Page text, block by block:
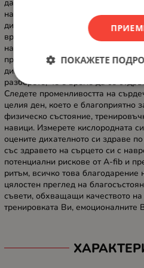
дайте възможност да
на фазите на съня, време на
дихателна честота, сърдечна
време на сън с персонализирани
навиците Ви за сън. Часовникът
предлагайки бързи решения за
дихателни упражнения в моменти
разберете, че е време да се
Следете променливостта на
целия ден, което е благоприятно
физическо състояние,
навици. Измерете кислородната
оцените дихателното си здраве
със здравето на сърцето си с
потенциални рискове от A-fib и
ритъм, всичко това благодарение
цялостен преглед на
съвети, обхващащи качеството
тренировката Ви, емоционалните
ПОКАЖЕТЕ